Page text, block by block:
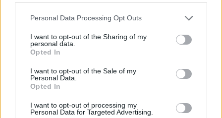
Please note that this website/app uses one or more Google
not limited to your visit or usage behaviour. You may click to
grant or deny consent to Google and its third-party tags to
use your data for below specified purposes in below Google
consent section.
Personal Data Processing Opt Outs
I want to opt-out of the Sharing of my
personal data.
Opted In
I want to opt-out of the Sale of my
Personal Data.
Opted In
I want to opt-out of processing my
Personal Data for Targeted Advertising.
Andrea Conforti · 7 Ago 2026
PIÙ LETTI
Chi si muove spesso cerca soluzioni semplici: cresce
l’attenzione verso il noleggio auto
milioni per il 2026